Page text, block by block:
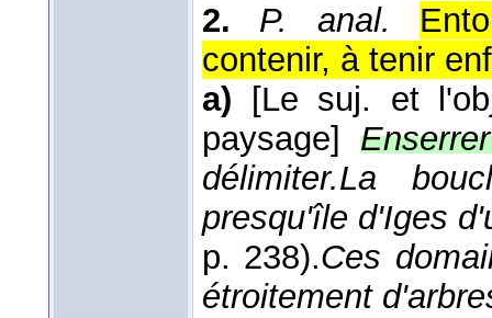
2.
P. anal.
contenir, à tenir
a)
[Le suj. et
paysage]
délimiter.La
presqu'île d'Iges
p. 238).Ces
étroitement